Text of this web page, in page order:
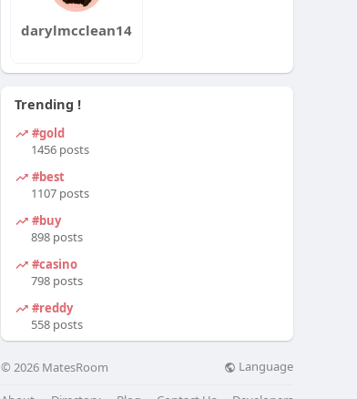
darylmcclean14
Trending !
#gold
1456 posts
#best
1107 posts
#buy
898 posts
#casino
798 posts
#reddy
558 posts
© 2026 MatesRoom Language